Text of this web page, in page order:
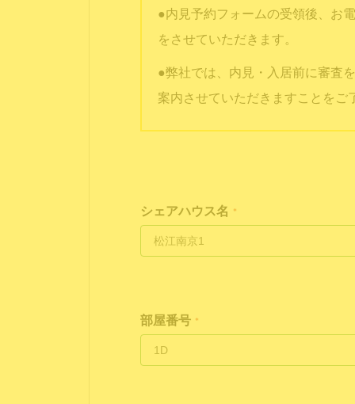
●内見予約フォームの受領後、お
をさせていただきます。
●弊社では、内見・入居前に審査
案内させていただきますことをご
シェアハウス名 *
部屋番号 *